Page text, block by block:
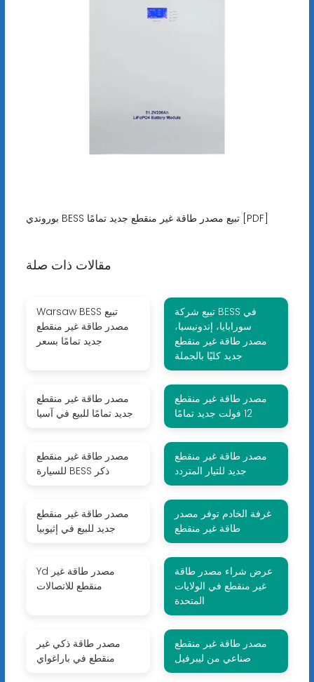
بوروندي BESS تبيع مصدر طاقة غير منقطع جديد تمامًا [PDF]
مقالات ذات صلة
Warsaw BESS تبيع
مصدر طاقة غير منقطع
جديد تمامًا بسعر
تبيع شركة BESS في
سورابايا، إندونيسيا،
مصدر طاقة غير منقطع
جديد كليًا بالجملة
مصدر طاقة غير منقطع
جديد تمامًا للبيع في آسيا
مصدر طاقة غير منقطع
12 فولت جديد تمامًا
مصدر طاقة غير منقطع
للسيارة BESS ذكر
مصدر طاقة غير منقطع
جديد للتيار المتردد
مصدر طاقة غير منقطع
جديد للبيع في إثيوبيا
غرفة الخادم توفر مصدر
طاقة غير منقطع
Yd مصدر طاقة غير
منقطع للاتصالات
عرض شراء مصدر طاقة
غير منقطع في الولايات
المتحدة
مصدر طاقة ذكي غير
منقطع في باراغواي
مصدر طاقة غير منقطع
صناعي من ليبرفيل